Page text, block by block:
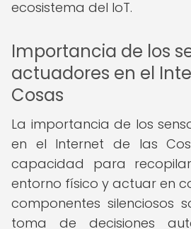
ecosistema del IoT.
Importancia de los
actuadores en el
Cosas
La importancia de los
en el Internet de las
capacidad para
entorno físico y actuar en
componentes silenciosos
toma de decisiones